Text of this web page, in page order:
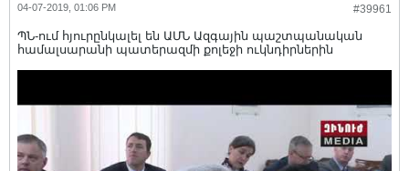
#39961
04-07-2019, 01:06 PM
ՊՆ-ում հյուրընկալել են ԱՄՆ Ազգային պաշտպանական
համալսարանի պատերազմի քոլեջի ուկնդիրներին